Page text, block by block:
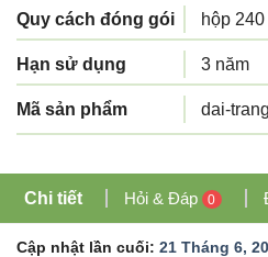
Quy cách đóng gói hộp
Hạn sử dụng 3 năm
Mã sản phẩm dai-
Chi tiết Hỏi & Đáp 0
Cập nhật lần cuối: 21 Tháng 6,